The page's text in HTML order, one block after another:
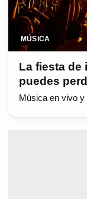
MÚSICA
La fiesta de
puedes
Música en vivo y